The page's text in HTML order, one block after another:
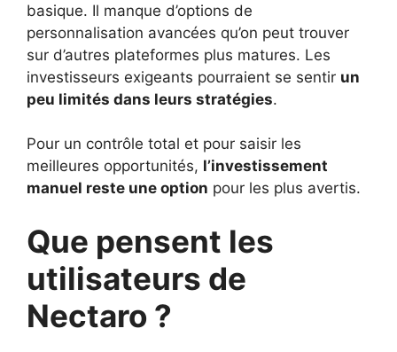
basique. Il manque d’options de
personnalisation avancées qu’on peut trouver
sur d’autres plateformes plus matures. Les
investisseurs exigeants pourraient se sentir un
peu limités dans leurs stratégies.
Pour un contrôle total et pour saisir les
meilleures opportunités, l’investissement
manuel reste une option pour les plus avertis.
Que pensent les
utilisateurs de
Nectaro ?